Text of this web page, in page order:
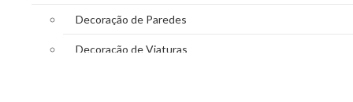
Decoração de Paredes
Decoração de Viaturas